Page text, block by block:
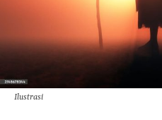
Ilustrasi